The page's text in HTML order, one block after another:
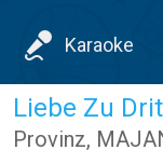
Karaoke
Liebe Zu
Provinz,